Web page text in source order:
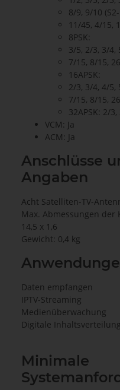
8/9, 9/10
11/45, 4/15,
8PSK:
3/5, 2/3, 3/4,
7/15, 8/15,
16APSK:
2/3, 3/4, 4/5,
7/15, 8/15,
32APSK: 2/
VCM: Ja
ACM: Ja
Anschlüsse
Angaben
Acht Satelliten-TV-
Max. Abmessungen der
14,5 x 1,6
Gewicht: 0,4 kg
Daten empfangen
IPTV-Streaming
Medienüberwachung
Digitale Inhaltsverteilung
Minimale